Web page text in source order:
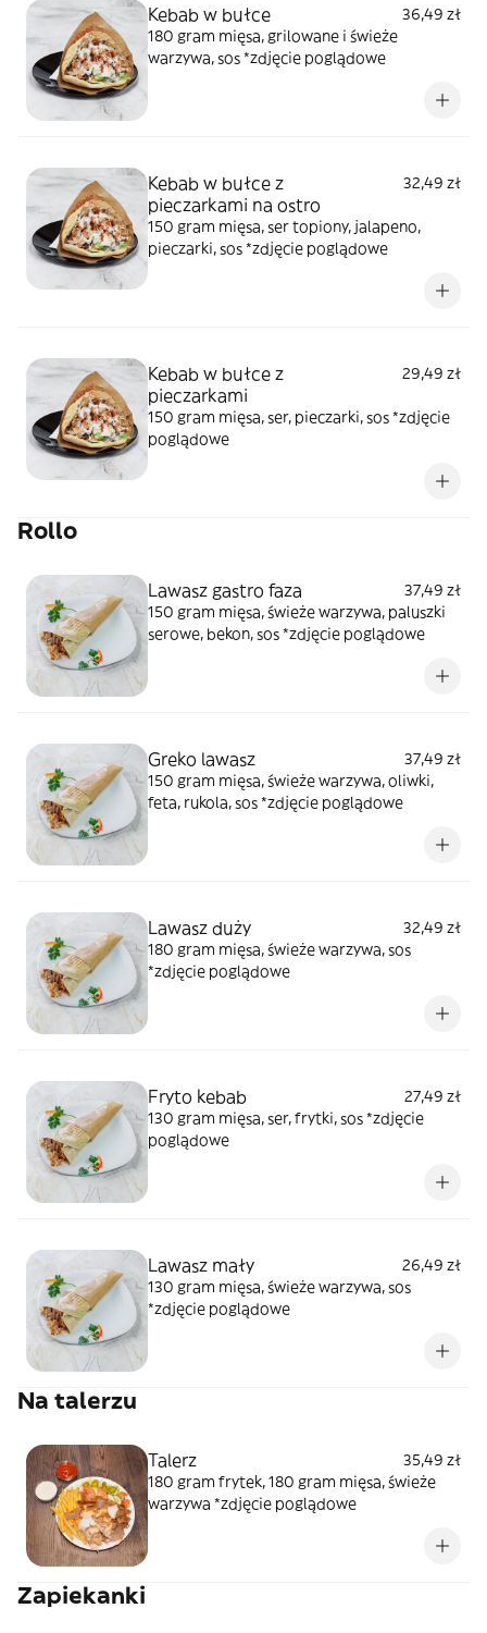
Kebab w bułce
36,49 zł
180 gram mięsa, grilowane i świeże
warzywa, sos *zdjęcie poglądowe
Kebab w bułce z
pieczarkami na ostro
32,49 zł
150 gram mięsa, ser topiony, jalapeno,
pieczarki, sos *zdjęcie poglądowe
Kebab w bułce z
pieczarkami
29,49 zł
150 gram mięsa, ser, pieczarki, sos *zdjęcie
poglądowe
Rollo
Lawasz gastro faza
37,49 zł
150 gram mięsa, świeże warzywa, paluszki
serowe, bekon, sos *zdjęcie poglądowe
Greko lawasz
37,49 zł
150 gram mięsa, świeże warzywa, oliwki,
feta, rukola, sos *zdjęcie poglądowe
Lawasz duży
32,49 zł
180 gram mięsa, świeże warzywa, sos
*zdjęcie poglądowe
Fryto kebab
27,49 zł
130 gram mięsa, ser, frytki, sos *zdjęcie
poglądowe
Lawasz mały
26,49 zł
130 gram mięsa, świeże warzywa, sos
*zdjęcie poglądowe
Na talerzu
Talerz
35,49 zł
180 gram frytek, 180 gram mięsa, świeże
warzywa *zdjęcie poglądowe
Zapiekanki